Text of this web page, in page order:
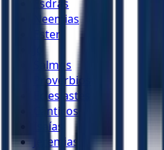
Esdras
Neemias
Ester
Salmos
Provérbios
Eclesiastes
Cânticos
Isaías
Jeremias